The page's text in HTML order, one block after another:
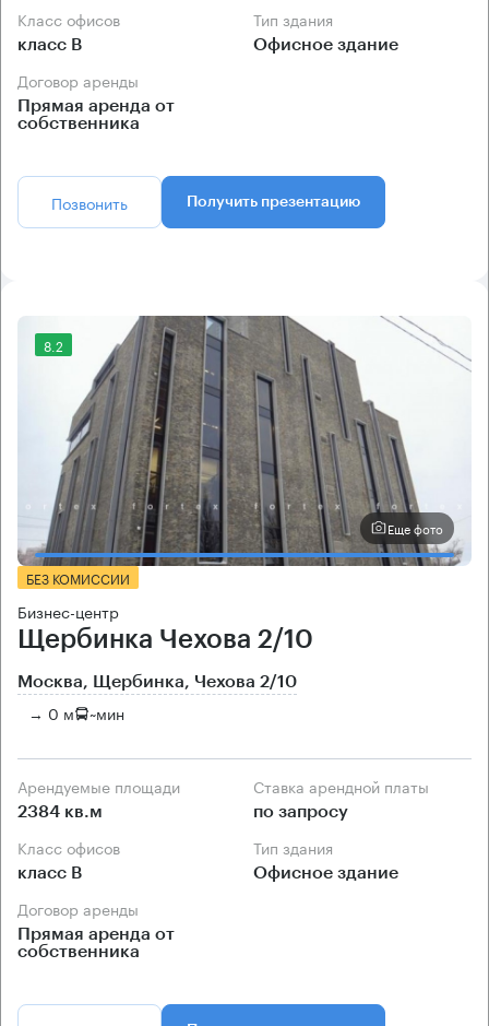
Класс офисов
класс B
Тип здания
Офисное здание
Договор аренды
Прямая аренда от
собственника
Позвонить Получить презентацию
8.2
Еще фото
БЕЗ КОМИССИИ
Бизнес-центр
Щербинка Чехова 2/10
Москва, Щербинка, Чехова 2/10
→ 0 м ~мин
Арендуемые площади
2384 кв.м
Ставка арендной платы
по запросу
Класс офисов
класс B
Тип здания
Офисное здание
Договор аренды
Прямая аренда от
собственника